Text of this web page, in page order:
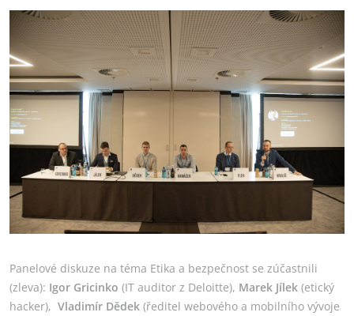
Panelové diskuze na téma Etika a bezpečnost se zúčastnili
(zleva): Igor Gricinko (IT auditor z Deloitte), Marek Jílek (etický
hacker), Vladimír Dědek (ředitel webového a mobilního vývoje